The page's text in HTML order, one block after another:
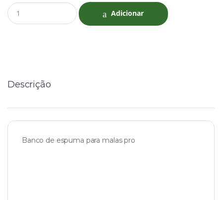
Q
u
Adicionar
Descrição
Banco de espuma para malas pro